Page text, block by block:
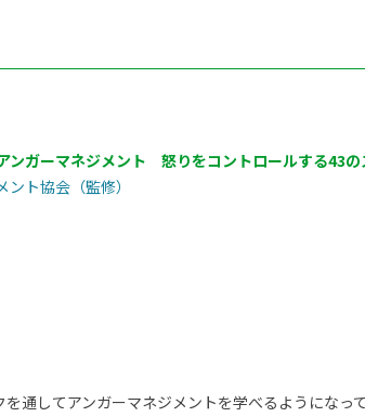
ンガーマネジメント 怒りをコントロールする43の
ト協会（監修）
通してアンガーマネジメントを学べるようになっ